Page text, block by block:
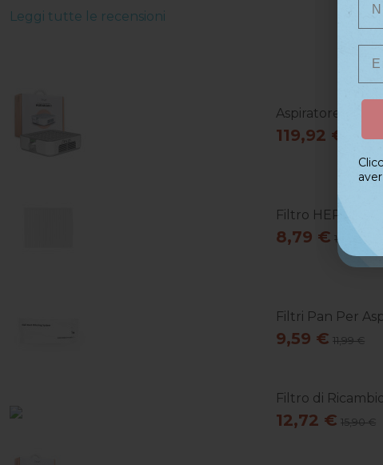
Leggi tutte le recensioni
Aspiratore Divais
119,92 €
Filtro HEPA
8,79 € 10,99 €
Filtri Pan Per
9,59 € 11,99 €
Filtro di
12,72 € 15,90 €